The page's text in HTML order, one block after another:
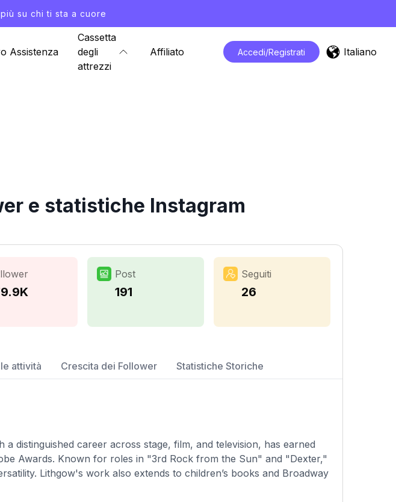
su chi ti sta a cuore
Assistenza
Cassetta
degli
attrezzi
Affiliato Accedi/Registrati Italiano
e statistiche Instagram
Post
191
Seguiti
26
attività Crescita dei Follower Statistiche Storiche
distinguished career across stage, film, and television, has earned
Awards. Known for roles in "3rd Rock from the Sun" and "Dexter,"
Lithgow's work also extends to children’s books and Broadway